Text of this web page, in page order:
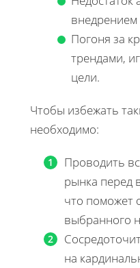
Погоня за
трендами,
цели.
Чтобы избежать
необходимо:
Проводить
рынка перед
что поможет
выбранного
на